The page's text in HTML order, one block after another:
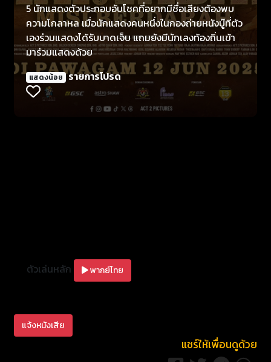
5 นักแสดงตัวประกอบอับโชคที่อยากมีชื่อเสียงต้องพบ
ความโกลาหล เมื่อนักแสดงคนหนึ่งในกองถ่ายหนังบู๊ที่ตัว
เองร่วมแสดงได้รับบาดเจ็บ แถมยังมีนักเลงท้องถิ่นเข้า
มาร่วมแสดงด้วย
แสดงน้อย รายการโปรด
ตัวเล่นหลัก พากย์ไทย
แจ้งหนังเสีย
แชร์ให้เพื่อนดูด้วย